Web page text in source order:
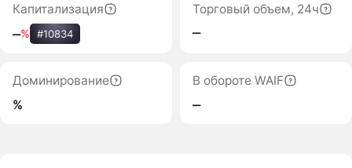
Капитализация
‒% #10834
Торговый объем, 24ч
‒
Доминирование
%
В обороте WAIF
‒